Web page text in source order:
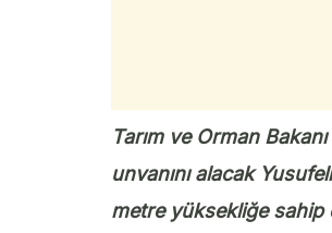
Tarım ve Orman
unvanını alacak
metre yüksekliğe